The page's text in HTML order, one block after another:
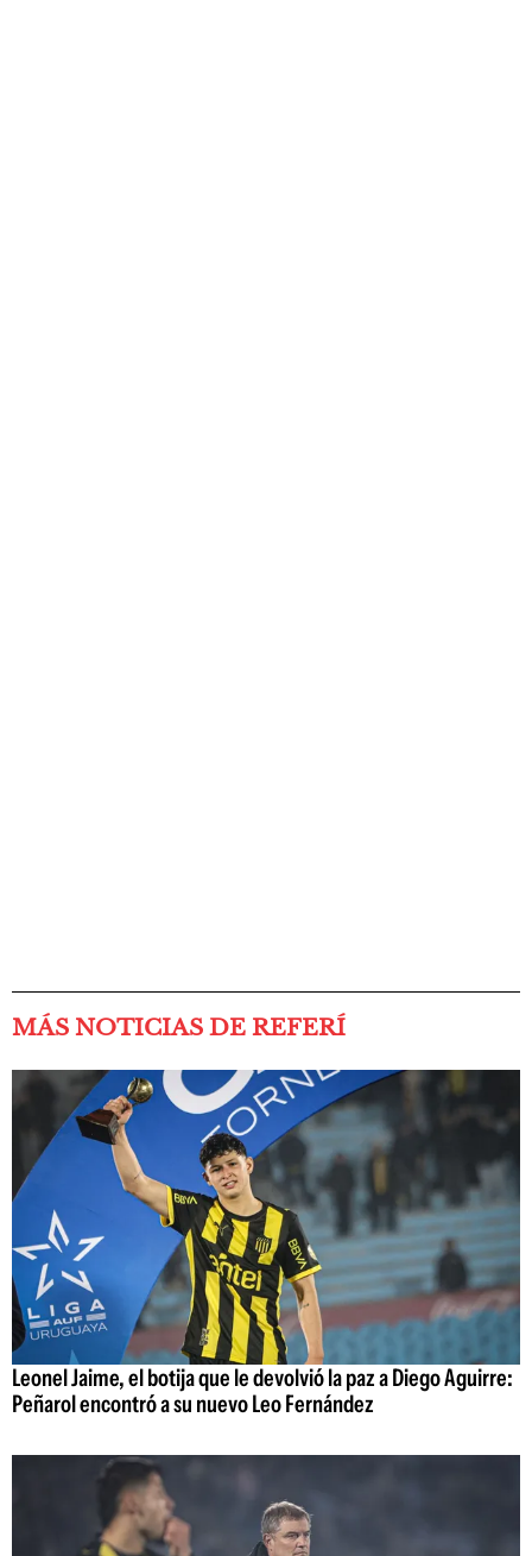
MÁS NOTICIAS DE REFERÍ
Leonel Jaime, el botija que le devolvió la paz a Diego Aguirre:
Peñarol encontró a su nuevo Leo Fernández